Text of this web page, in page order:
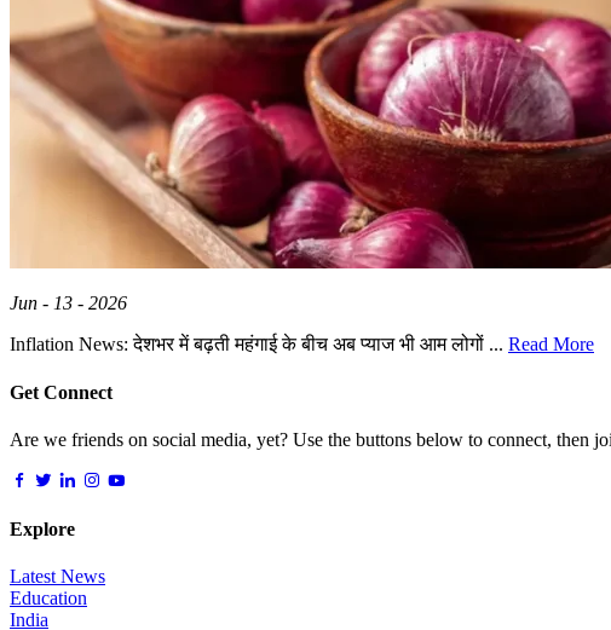
Jun - 13 - 2026
Inflation News: देशभर में बढ़ती महंगाई के बीच अब प्याज भी आम लोगों ... Read More
Get Connect
Are we friends on social media, yet? Use the buttons below to connect, then
Explore
Latest News
Education
India